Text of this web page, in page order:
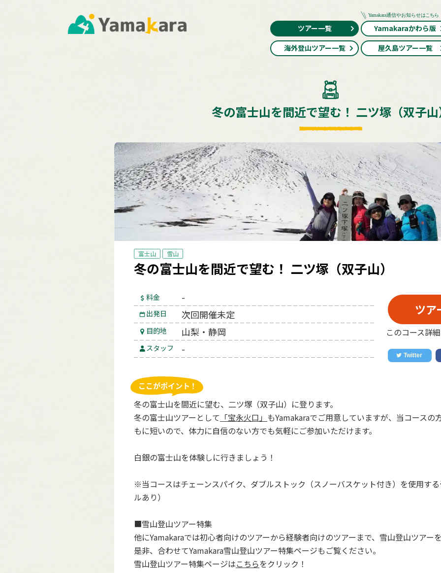
ツアー一覧
Yamakaraかわら版
海外登山ツアー一覧
屋久島ツアー一覧
冬の富士山を間近で望む！ 二ツ塚（双子山
富士山 雪山
冬の富士山を間近で望む！ 二ツ塚（双子山）
料金 -
出発日 次回開催未定
目的地 山梨・静岡
スタッフ -
ツア
このコース詳
冬の富士山を間近に望む、二ツ塚（双子山）に登ります。
冬の富士山ツアーとして 「宝永火口」 もYamakaraでご用意していますが、当コースの
もに短いので、体力に自信のない方でも気軽にご参加いただけます。
白銀の富士山を体験しに行きましょう！
※当コースはチェーンスパイク、ダブルストック（スノーバスケット付き）を使用す
ルあり）
■雪山登山ツアー特集
他にYamakaraでは初心者向けのツアーから経験者向けのツアーまで、雪山登山ツアー
是非、合わせてYamakara雪山登山ツアー特集ページもご覧ください。
雪山登山ツアー特集ページはこちらをクリック！